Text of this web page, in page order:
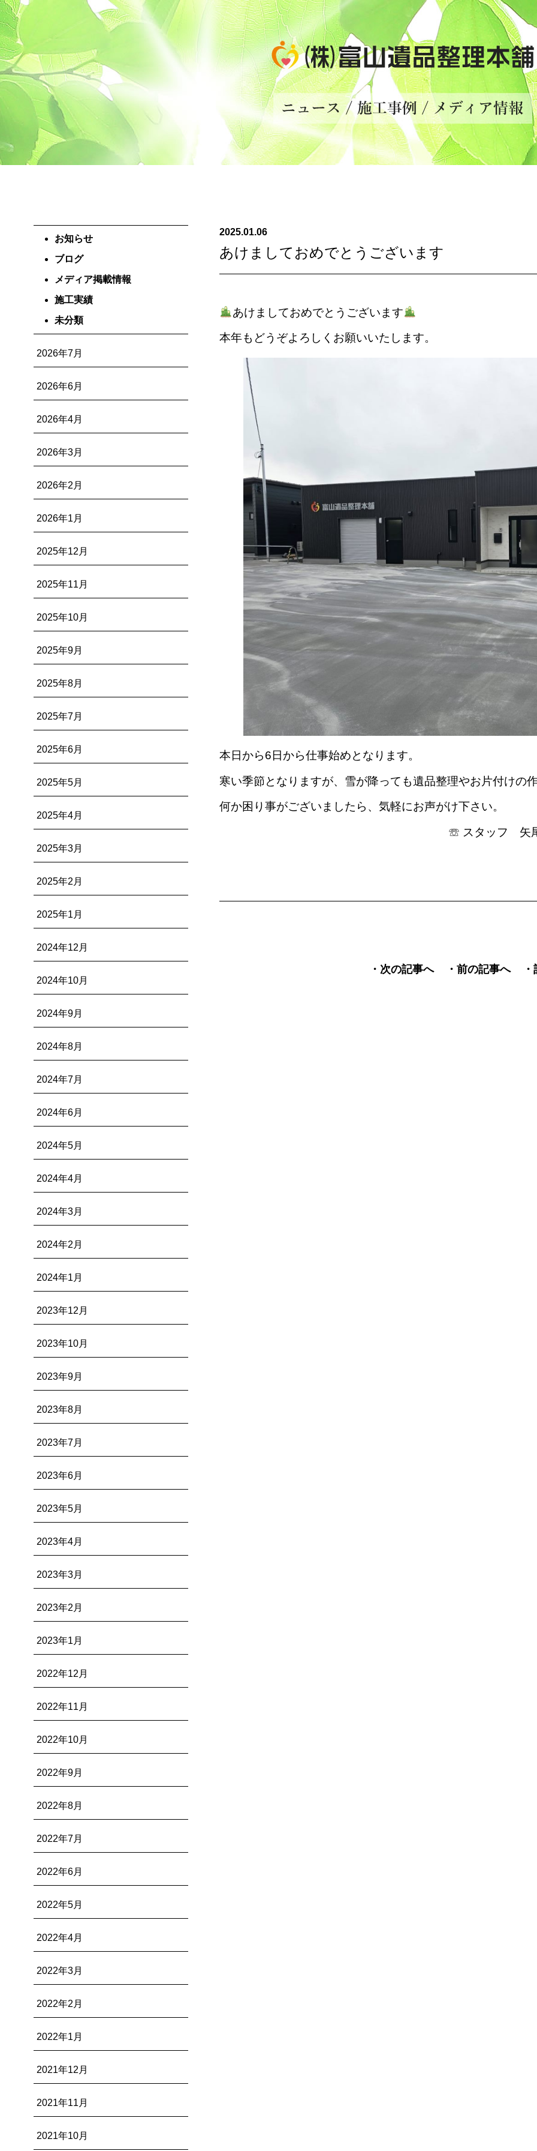
お知らせ
ブログ
メディア掲載情報
施工実績
未分類
2026年7月
2026年6月
2026年4月
2026年3月
2026年2月
2026年1月
2025年12月
2025年11月
2025年10月
2025年9月
2025年8月
2025年7月
2025年6月
2025年5月
2025年4月
2025年3月
2025年2月
2025年1月
2024年12月
2024年10月
2024年9月
2024年8月
2024年7月
2024年6月
2024年5月
2024年4月
2024年3月
2024年2月
2024年1月
2023年12月
2023年10月
2023年9月
2023年8月
2023年7月
2023年6月
2023年5月
2023年4月
2023年3月
2023年2月
2023年1月
2022年12月
2022年11月
2022年10月
2022年9月
2022年8月
2022年7月
2022年6月
2022年5月
2022年4月
2022年3月
2022年2月
2022年1月
2021年12月
2021年11月
2021年10月
2025.01.06
あけましておめでとうございます
あけましておめでとうございます
本年もどうぞよろしくお願いいたします。
本日から6日から仕事始めとなります。
寒い季節となりますが、雪が降っても遺品整理やお片付けの
何か困り事がございましたら、気軽にお声がけ下さい。
☏ スタッフ 矢
・次の記事へ ・前の記事へ